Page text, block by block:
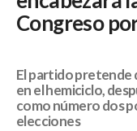
Congreso
El partido pretende
en el hemiciclo,
como número dos
elecciones